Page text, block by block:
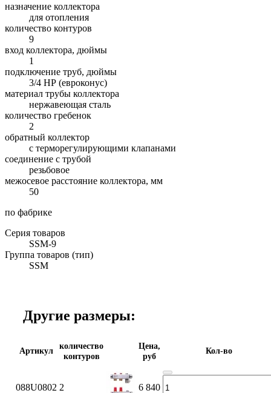
назначение коллектора
для отопления
количество контуров
9
вход коллектора, дюймы
1
подключение труб, дюймы
3/4 НР (евроконус)
материал трубы коллектора
нержавеющая сталь
количество гребенок
2
обратный коллектор
с терморегулирующими клапанами
соединение с трубой
резьбовое
межосевое расстояние коллектора, мм
50
по фабрике
Серия товаров
SSM-9
Группа товаров (тип)
SSM
Другие размеры:
Артикул
количество
контуров
Цена,
руб
Кол-во
088U0802 2 6 840